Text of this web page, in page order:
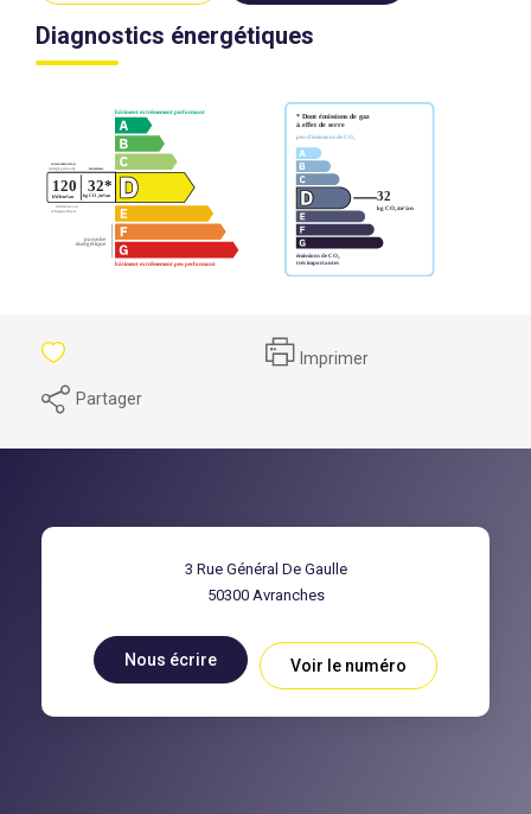
Diagnostics énergétiques
Imprimer
Partager
3 Rue Général De Gaulle
50300 Avranches
Nous écrire Voir le numéro